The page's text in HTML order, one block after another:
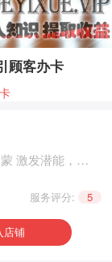
顾客办卡
服务评分: 5
店铺